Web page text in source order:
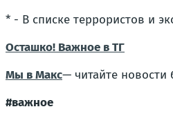
* - В списке террористов и
Осташко! Важное в ТГ
Мы в Макс— читайте новости
#важное